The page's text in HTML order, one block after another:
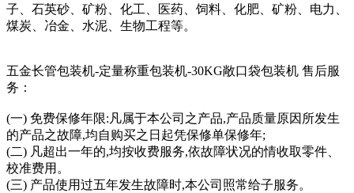
子、石英砂、矿粉、化工、医药、饲料、化肥、矿粉、电力、
煤炭、冶金、水泥、生物工程等。
五金长管包装机-定量称重包装机-30KG敞口袋包装机 售后服
务：
(一) 免费保修年限:凡属于本公司之产品,产品质量原因所发生
的产品之故障,均自购买之日起凭保修单保修年;
(二) 凡超出一年的,均按收费服务,依故障状况的情收取零件、
校准费用。
(三) 产品使用过五年发生故障时,本公司照常给子服务。